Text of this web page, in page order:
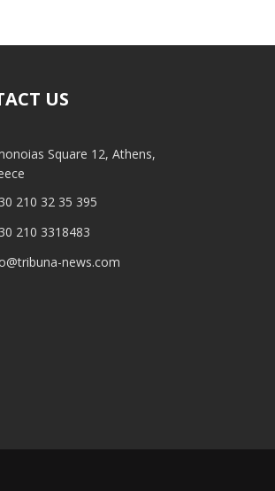
US
Square 12, Athens,
210 32 35 395
210 3318483
news.com